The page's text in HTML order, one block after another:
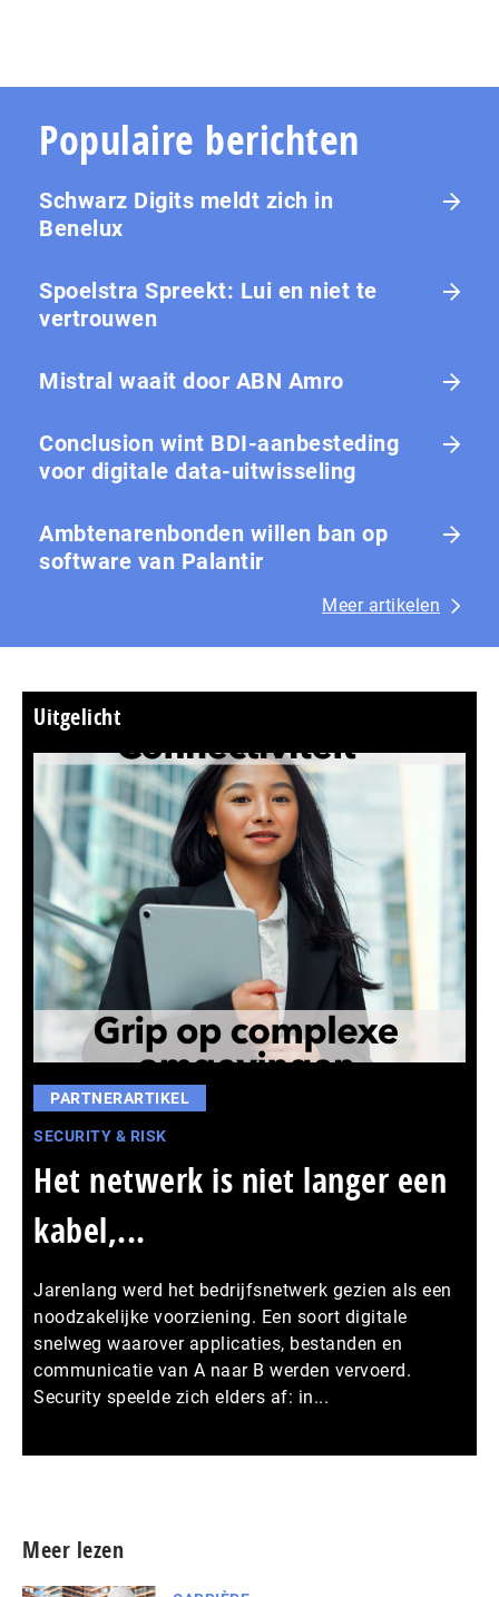
Populaire berichten
Schwarz Digits meldt zich in
Benelux
Spoelstra Spreekt: Lui en niet te
vertrouwen
Mistral waait door ABN Amro
Conclusion wint BDI-aanbesteding
voor digitale data-uitwisseling
Ambtenarenbonden willen ban op
software van Palantir
Meer artikelen
Uitgelicht
PARTNERARTIKEL
SECURITY & RISK
Het netwerk is niet langer een
kabel,...
Jarenlang werd het bedrijfsnetwerk gezien als een
noodzakelijke voorziening. Een soort digitale
snelweg waarover applicaties, bestanden en
communicatie van A naar B werden vervoerd.
Security speelde zich elders af: in...
Meer lezen